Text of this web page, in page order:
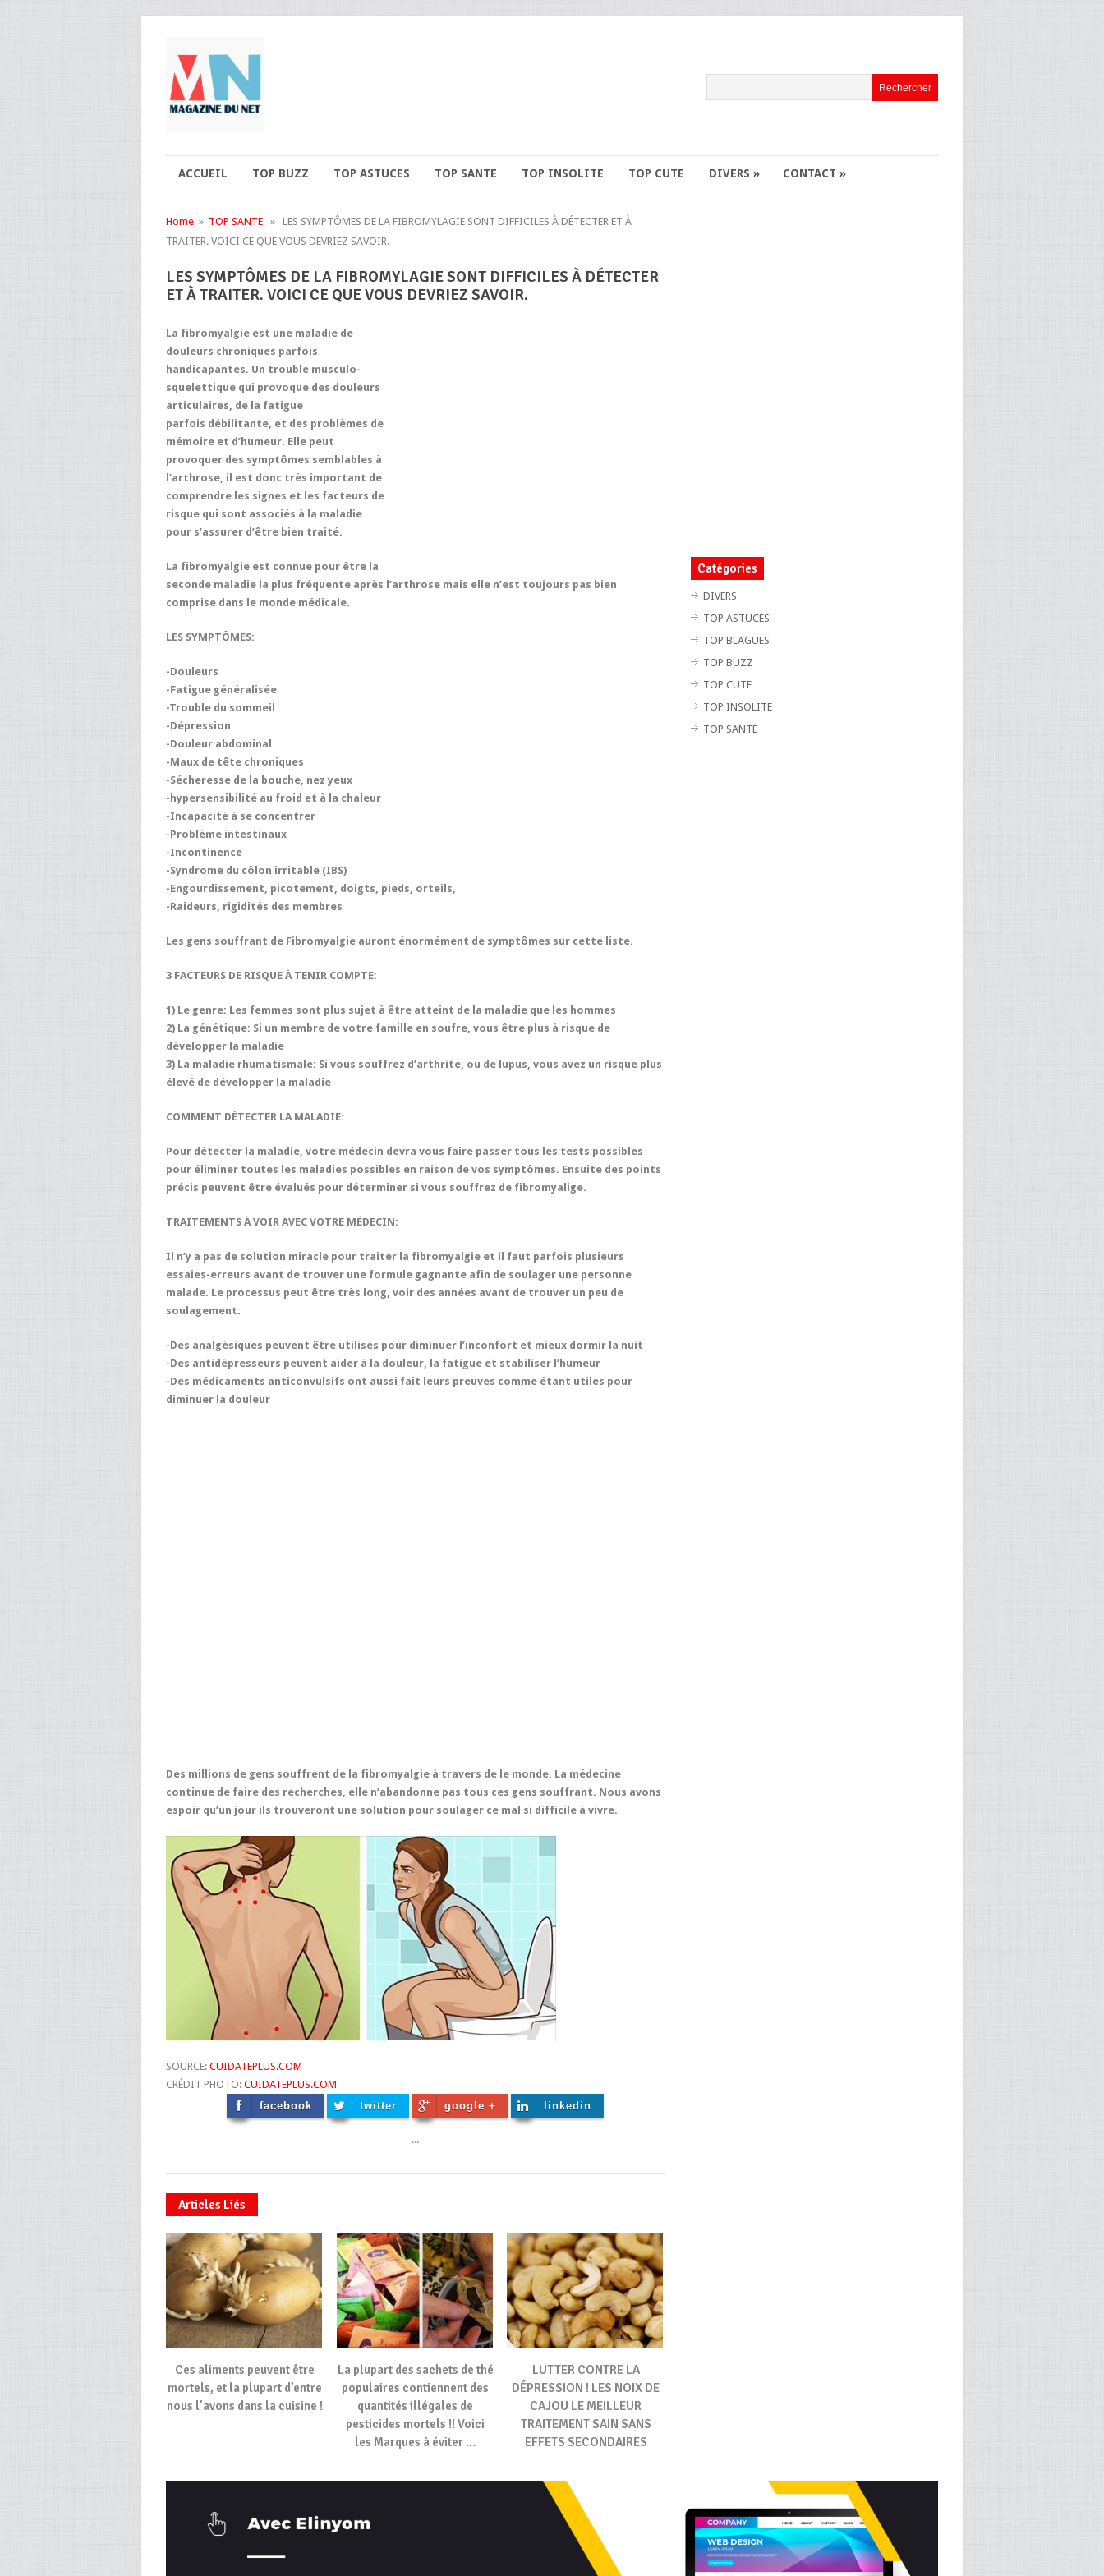
ACCUEIL TOP BUZZ TOP ASTUCES TOP SANTE TOP INSOLITE TOP CUTE DIVERS » CONTACT »
Home » TOP SANTE » LES SYMPTÔMES DE LA FIBROMYLAGIE SONT DIFFICILES À DÉTECTER ET À
TRAITER. VOICI CE QUE VOUS DEVRIEZ SAVOIR.
LES SYMPTÔMES DE LA FIBROMYLAGIE SONT DIFFICILES À DÉTECTER
ET À TRAITER. VOICI CE QUE VOUS DEVRIEZ SAVOIR.
La fibromyalgie est une maladie de
douleurs chroniques parfois
handicapantes. Un trouble musculo-
squelettique qui provoque des douleurs
articulaires, de la fatigue
parfois débilitante, et des problèmes de
mémoire et d’humeur. Elle peut
provoquer des symptômes semblables à
l’arthrose, il est donc très important de
comprendre les signes et les facteurs de
risque qui sont associés à la maladie
pour s’assurer d’être bien traité.
La fibromyalgie est connue pour être la
seconde maladie la plus fréquente après l’arthrose mais elle n’est toujours pas bien
comprise dans le monde médicale.
LES SYMPTÔMES:
-Douleurs
-Fatigue généralisée
-Trouble du sommeil
-Dépression
-Douleur abdominal
-Maux de tête chroniques
-Sécheresse de la bouche, nez yeux
-hypersensibilité au froid et à la chaleur
-Incapacité à se concentrer
-Problème intestinaux
-Incontinence
-Syndrome du côlon irritable (IBS)
-Engourdissement, picotement, doigts, pieds, orteils,
-Raideurs, rigidités des membres
Les gens souffrant de Fibromyalgie auront énormément de symptômes sur cette liste.
3 FACTEURS DE RISQUE À TENIR COMPTE:
1) Le genre: Les femmes sont plus sujet à être atteint de la maladie que les hommes
2) La génétique: Si un membre de votre famille en soufre, vous être plus à risque de
développer la maladie
3) La maladie rhumatismale: Si vous souffrez d’arthrite, ou de lupus, vous avez un risque plus
élevé de développer la maladie
COMMENT DÉTECTER LA MALADIE:
Pour détecter la maladie, votre médecin devra vous faire passer tous les tests possibles
pour éliminer toutes les maladies possibles en raison de vos symptômes. Ensuite des points
précis peuvent être évalués pour déterminer si vous souffrez de fibromyalige.
TRAITEMENTS À VOIR AVEC VOTRE MÉDECIN:
Il n’y a pas de solution miracle pour traiter la fibromyalgie et il faut parfois plusieurs
essaies-erreurs avant de trouver une formule gagnante afin de soulager une personne
malade. Le processus peut être très long, voir des années avant de trouver un peu de
soulagement.
-Des analgésiques peuvent être utilisés pour diminuer l’inconfort et mieux dormir la nuit
-Des antidépresseurs peuvent aider à la douleur, la fatigue et stabiliser l’humeur
-Des médicaments anticonvulsifs ont aussi fait leurs preuves comme étant utiles pour
diminuer la douleur
Des millions de gens souffrent de la fibromyalgie à travers de le monde. La médecine
continue de faire des recherches, elle n’abandonne pas tous ces gens souffrant. Nous avons
espoir qu’un jour ils trouveront une solution pour soulager ce mal si difficile à vivre.
SOURCE: CUIDATEPLUS.COM
CRÉDIT PHOTO: CUIDATEPLUS.COM
facebook
twitter google + linkedin
...
Articles Liés
Ces aliments peuvent être
mortels, et la plupart d’entre
nous l’avons dans la cuisine !
La plupart des sachets de thé
populaires contiennent des
quantités illégales de
pesticides mortels !! Voici
les Marques à éviter …
LUTTER CONTRE LA
DÉPRESSION ! LES NOIX DE
CAJOU LE MEILLEUR
TRAITEMENT SAIN SANS
EFFETS SECONDAIRES
Catégories
DIVERS
TOP ASTUCES
TOP BLAGUES
TOP BUZZ
TOP CUTE
TOP INSOLITE
TOP SANTE